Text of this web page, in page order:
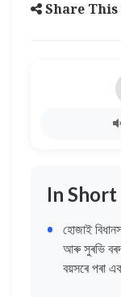
Share This
In Short
হোজাই
আৰু সুৰভি
বয়সৰে পৰা